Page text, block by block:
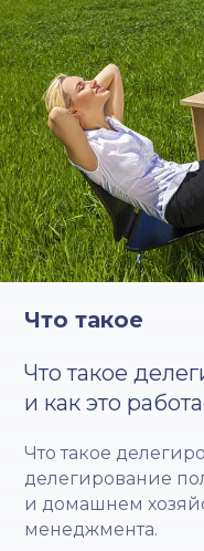
Что такое
Что такое
и как это
Что такое
делегирование
и домашнем
менеджмента.